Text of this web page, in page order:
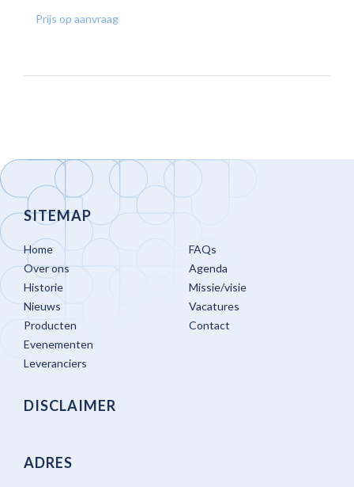
VERLANGLIJST
Prijs op aanvraag
SITEMAP
Home
Over ons
Historie
Nieuws
Producten
Evenementen
Leveranciers
FAQs
Agenda
Missie/visie
Vacatures
Contact
DISCLAIMER
ADRES